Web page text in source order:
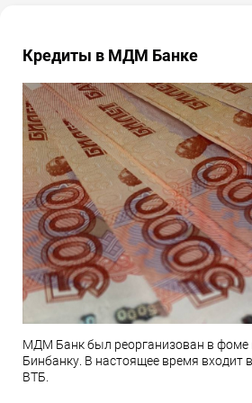
Кредиты в МДМ Банке
МДМ Банк был реорганизован в фоме
Бинбанку. В настоящее время входит
ВТБ.